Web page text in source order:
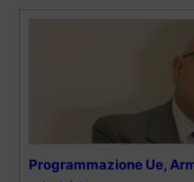
Programmazione Ue,